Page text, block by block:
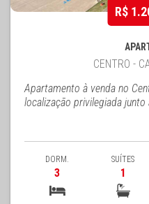
R$
CENTRO -
Apartamento à venda no
localização privilegiada
DORM.
3
SUÍTES
1